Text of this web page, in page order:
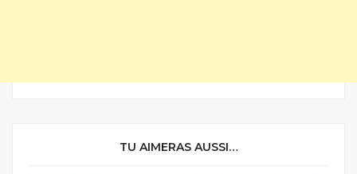
TU AIMERAS AUSSI…